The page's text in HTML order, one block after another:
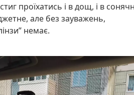
проїхатись і в дощ, і в
але без зауважень,
немає.